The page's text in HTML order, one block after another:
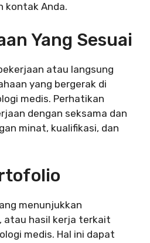
kontak Anda.
Yang Sesuai
atau langsung
yang bergerak di
medis. Perhatikan
dengan seksama dan
minat, kualifikasi, dan
menunjukkan
atau hasil kerja terkait
medis. Hal ini dapat